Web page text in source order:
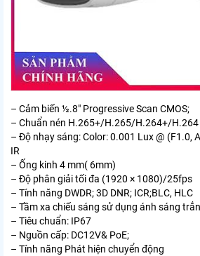
– Cảm biến ½.8″ Progressive Scan CMOS;
– Chuẩn nén H.265+/H.265/H.264+/H.264
– Độ nhạy sáng: Color: 0.001 Lux @ (F1.0,
IR
– Ống kinh 4 mm( 6mm)
– Độ phân giải tối đa (1920 × 1080)/25fps
– Tính năng DWDR; 3D DNR; ICR;BLC, HLC
– Tầm xa chiếu sáng sử dụng ánh sáng
– Tiêu chuẩn: IP67
– Nguồn cấp: DC12V& PoE;
– Tính năng Phát hiện chuyển động